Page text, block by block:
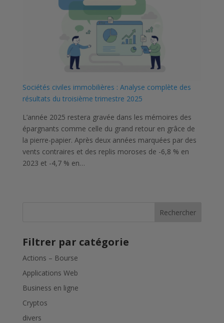
Sociétés civiles immobilières : Analyse complète des
résultats du troisième trimestre 2025
L’année 2025 restera gravée dans les mémoires des
épargnants comme celle du grand retour en grâce de
la pierre-papier. Après deux années marquées par des
vents contraires et des replis moroses de -6,8 % en
2023 et -4,7 % en…
Rechercher
Filtrer par catégorie
Actions – Bourse
Applications Web
Business en ligne
Cryptos
divers